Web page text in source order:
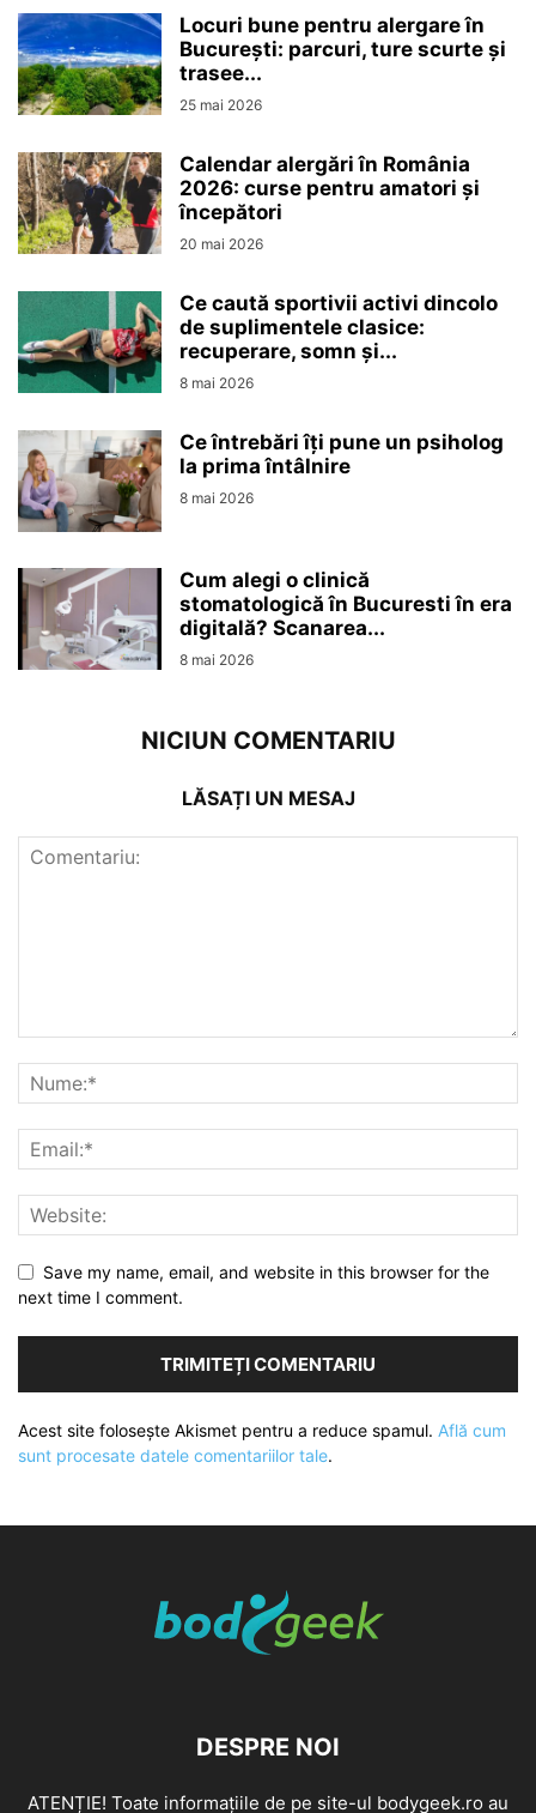
Locuri bune pentru alergare în
București: parcuri, ture scurte și
trasee...
25 mai 2026
Calendar alergări în România
2026: curse pentru amatori și
începători
20 mai 2026
Ce caută sportivii activi dincolo
de suplimentele clasice:
recuperare, somn și...
8 mai 2026
Ce întrebări îți pune un psiholog
la prima întâlnire
8 mai 2026
Cum alegi o clinică
stomatologică în Bucuresti în era
digitală? Scanarea...
8 mai 2026
NICIUN COMENTARIU
LĂSAȚI UN MESAJ
Save my name, email, and website in this browser for the
next time I comment.
Acest site folosește Akismet pentru a reduce spamul. Află cum
sunt procesate datele comentariilor tale.
DESPRE NOI
ATENȚIE! Toate informațiile de pe site-ul bodygeek.ro au